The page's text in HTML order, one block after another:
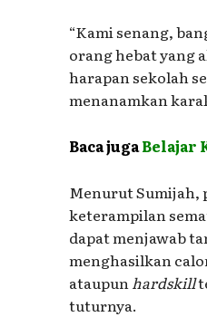
“Kami senang,
orang hebat yang
harapan sekolah
menanamkan
Baca jugaBelajar
Menurut Sumijah,
keterampilan
dapat menjawab
menghasilkan
ataupunhardskill
tuturnya.